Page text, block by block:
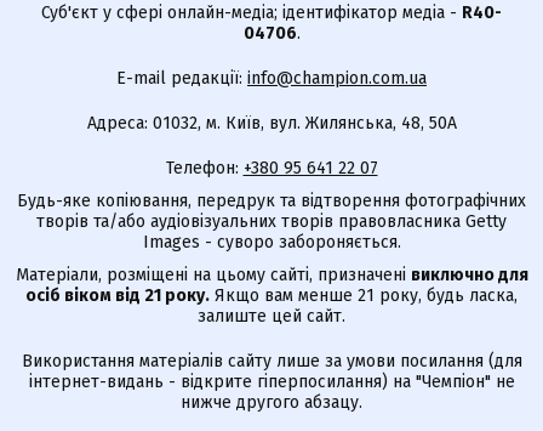
Суб'єкт у сфері онлайн-медіа; ідентифікатор медіа - R40-
04706.
E-mail редакції: info@champion.com.ua
Адреса: 01032, м. Київ, вул. Жилянська, 48, 50А
Телефон: +380 95 641 22 07
Будь-яке копіювання, передрук та відтворення фотографічних
творів та/або аудіовізуальних творів правовласника Getty
Images - суворо забороняється.
Матеріали, розміщені на цьому сайті, призначені виключно для
осіб віком від 21 року. Якщо вам менше 21 року, будь ласка,
залиште цей сайт.
Використання матеріалів сайту лише за умови посилання (для
інтернет-видань - відкрите гіперпосилання) на "Чемпіон" не
нижче другого абзацу.